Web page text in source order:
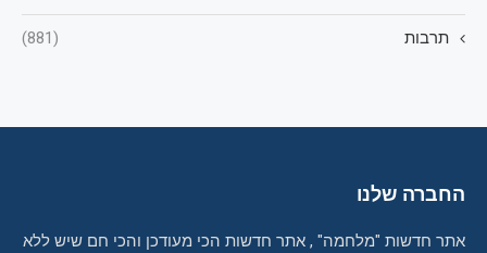
תרבות (881)
החברה שלנו
אתר חדשות "מלחמה" , אתר חדשות הכי מעודכן והכי חם שיש ללא